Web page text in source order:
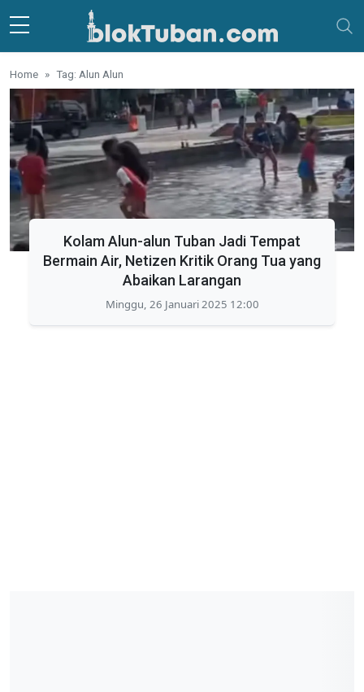
Skip to main content
Home Tag: Alun Alun
Kolam Alun-alun Tuban Jadi Tempat
Bermain Air, Netizen Kritik Orang Tua yang
Abaikan Larangan
Minggu, 26 Januari 2025 12:00